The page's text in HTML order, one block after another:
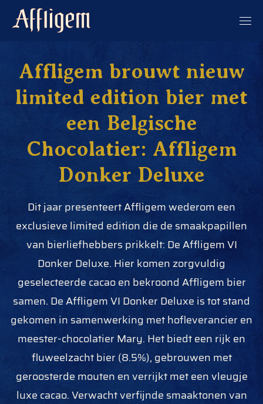
Affligem brouwt nieuw
limited edition bier met
een Belgische
Chocolatier: Affligem
Donker Deluxe
Dit jaar presenteert Affligem wederom een
exclusieve limited edition die de smaakpapillen
van bierliefhebbers prikkelt: De Affligem VI
Donker Deluxe. Hier komen zorgvuldig
geselecteerde cacao en bekroond Affligem bier
samen. De Affligem VI Donker Deluxe is tot stand
gekomen in samenwerking met hofleverancier en
meester-chocolatier Mary. Het biedt een rijk en
fluweelzacht bier (8.5%), gebrouwen met
geroosterde mouten en verrijkt met een vleugje
luxe cacao. Verwacht verfijnde smaaktonen van